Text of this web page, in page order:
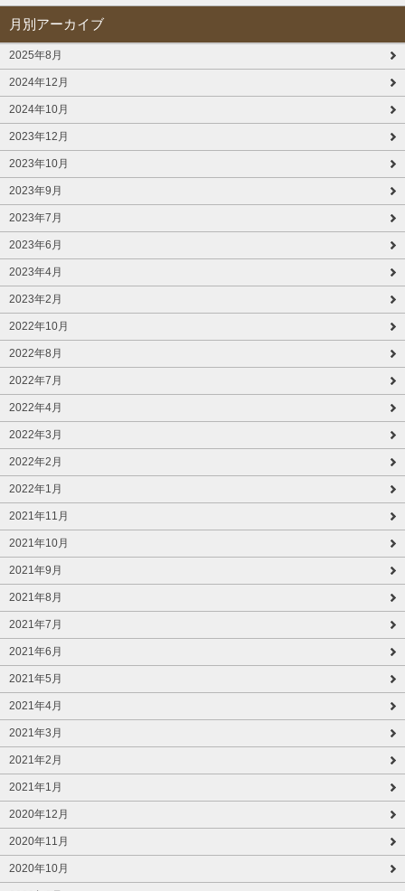
月別アーカイブ
2025年8月
2024年12月
2024年10月
2023年12月
2023年10月
2023年9月
2023年7月
2023年6月
2023年4月
2023年2月
2022年10月
2022年8月
2022年7月
2022年4月
2022年3月
2022年2月
2022年1月
2021年11月
2021年10月
2021年9月
2021年8月
2021年7月
2021年6月
2021年5月
2021年4月
2021年3月
2021年2月
2021年1月
2020年12月
2020年11月
2020年10月